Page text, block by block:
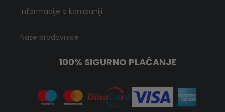
Informacije o kompaniji
Naše prodavnice
100% SIGURNO PLAĆANJE